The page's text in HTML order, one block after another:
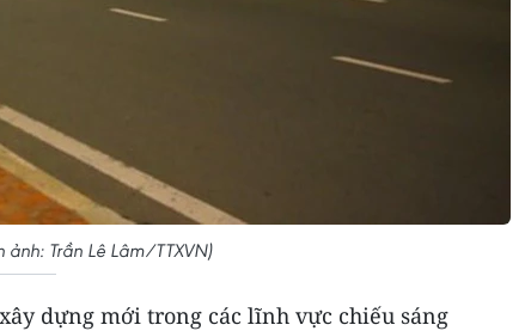
Trần Lê Lâm/TTXVN)
dựng mới trong các lĩnh vực chiếu sáng